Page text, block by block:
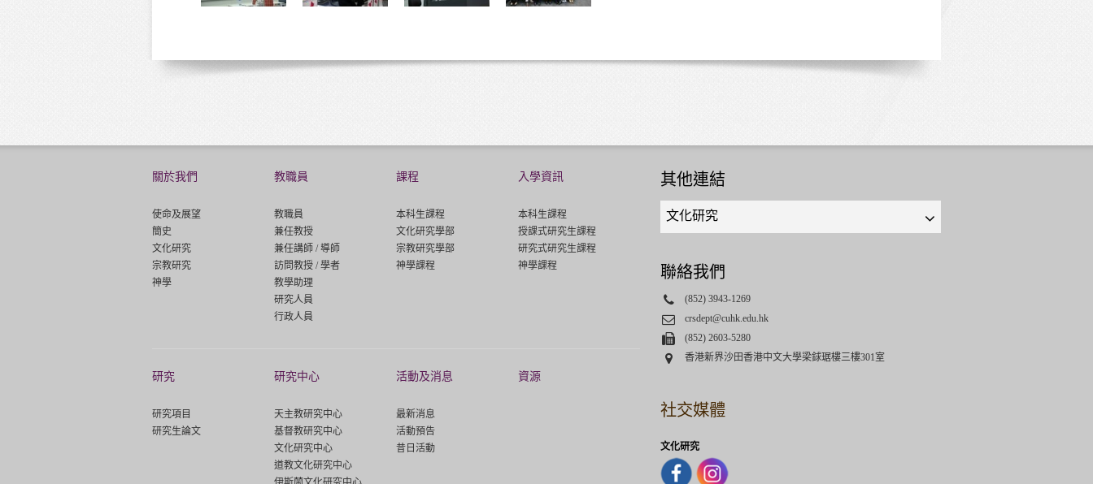
關於我們
使命及展望
簡史
文化研究
宗教研究
神學
教職員
教職員
兼任教授
兼任講師 / 導師
訪問教授 / 學者
教學助理
研究人員
行政人員
課程
本科生課程
文化研究學部
宗教研究學部
神學課程
入學資訊
本科生課程
授課式研究生課程
研究式研究生課程
神學課程
研究
研究項目
研究生論文
研究中心
天主教研究中心
基督教研究中心
文化研究中心
道教文化研究中心
活動及消息
最新消息
活動預告
昔日活動
資源
其他連結
Quick
links
select
文化研究
聯絡我們
Phone
(852) 3943-1269
Email
crsdept@cuhk.edu.hk
Fax(852) 2603-5280
Address
香港新界沙田香港中文大學梁銶琚樓三樓301室
社交媒體
文化研究